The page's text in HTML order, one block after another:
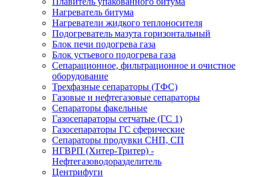
Нагреватель битума
Нагреватели жидкого теплоносителя
Подогреватель мазута горизонтальный
Блок печи подогрева газа
Блок устьевого подогрева газа
Сепарационное, фильтрационное и очистное
оборудование
Трехфазные сепараторы (ТФС)
Газовые и нефтегазовые сепараторы
Сепараторы факельные
Газосепараторы сетчатые (ГС 1)
Газосепараторы ГС сферические
Сепараторы продувки СНП, СП
НГВРП (Хитер-Тритер) -
Нефтегазоводоразделитель
Центрифуги